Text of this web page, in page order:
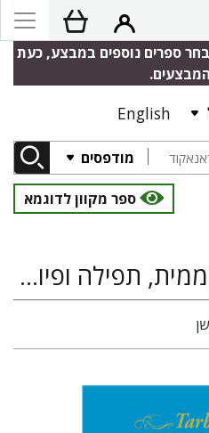
ספרים נוספים במבצע, כעת
English
מודפסים
ספר מקוון לדוגמא
פולקלור ותרבות עממית, תפילה ופיוט, מדעי היהדות, תלמוד הלכה ומדרש